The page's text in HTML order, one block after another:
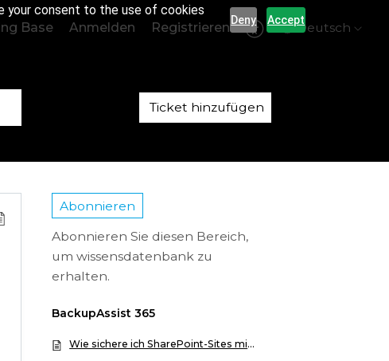
your consent to the use of cookies
Deny Accept
Base Anmelden Registrieren Deutsch
Ticket hinzufügen
Abonnieren
Abonnieren Sie diesen Bereich,
um wissensdatenbank zu
erhalten.
BackupAssist 365
Wie sichere ich SharePoint-Sites mit BackupAssist 365?